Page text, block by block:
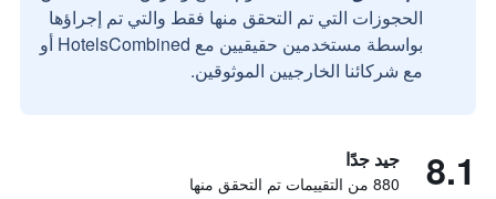
الحجوزات التي تم التحقق منها فقط والتي تم إجراؤها
بواسطة مستخدمين حقيقيين مع HotelsCombined أو
مع شركائنا الخارجيين الموثوقين.
8.1 جيد جدًا
880 من التقييمات تم التحقق منها